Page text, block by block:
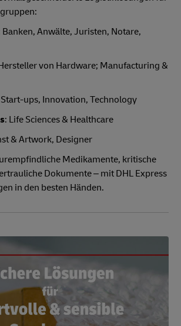
Banken, Anwälte, Juristen, Notare,
von Hardware; Manufacturing &
Start-ups, Innovation, Technology
: Life Sciences & Healthcare
& Artwork, Designer
Medikamente, kritische
Dokumente – mit DHL Express
in den besten Händen.